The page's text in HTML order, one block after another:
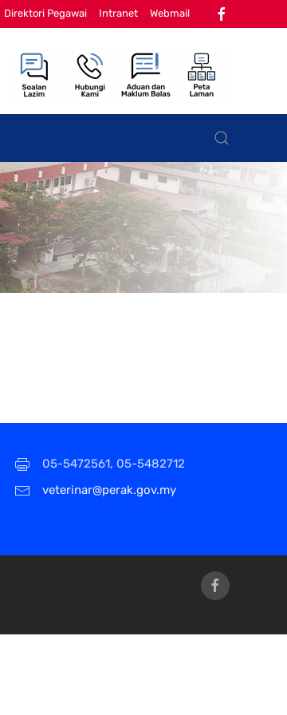
Direktori Pegawai Intranet Webmail
05-5472561, 05-5482712
veterinar@perak.gov.my